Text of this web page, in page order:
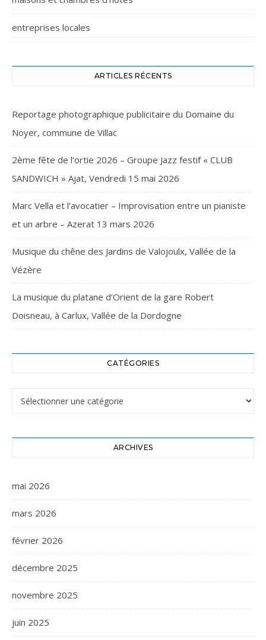
entreprises locales
ARTICLES RÉCENTS
Reportage photographique publicitaire du Domaine du
Noyer, commune de Villac
2ème fête de l’ortie 2026 – Groupe Jazz festif « CLUB
SANDWICH » Ajat, Vendredi 15 mai 2026
Marc Vella et l’avocatier – Improvisation entre un pianiste
et un arbre – Azerat 13 mars 2026
Musique du chêne des Jardins de Valojoulx, Vallée de la
Vézère
La musique du platane d’Orient de la gare Robert
Doisneau, à Carlux, Vallée de la Dordogne
CATÉGORIES
Catégories
ARCHIVES
mai 2026
mars 2026
février 2026
décembre 2025
novembre 2025
juin 2025